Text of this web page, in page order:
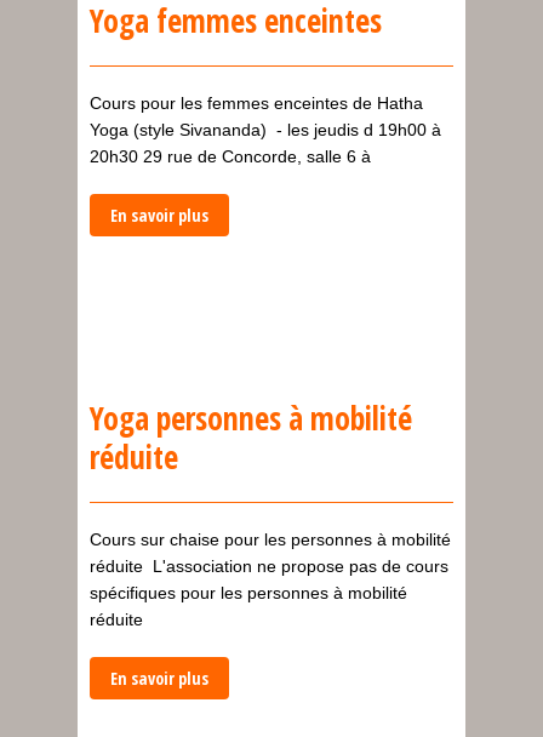
Yoga femmes enceintes
Cours pour les femmes enceintes de Hatha
Yoga (style Sivananda) - les jeudis d 19h00 à
20h30 29 rue de Concorde, salle 6 à
En savoir plus
Yoga personnes à mobilité
réduite
Cours sur chaise pour les personnes à mobilité
réduite L'association ne propose pas de cours
spécifiques pour les personnes à mobilité
réduite
En savoir plus